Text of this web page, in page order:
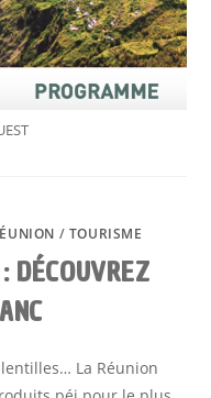
/ TOURISME
DÉCOUVREZ
La Réunion